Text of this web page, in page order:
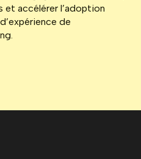
accélérer l’adoption
de